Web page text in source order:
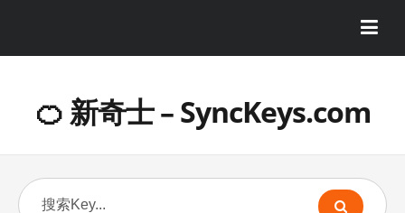
🍊 新奇士 – SyncKeys.com